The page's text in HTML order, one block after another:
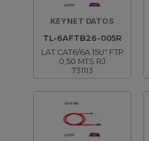
KEYNET DATOS
TL-6AFTB26-005R
LAT CAT6/6A 15U" FTP
0,50 MTS RJ
731113